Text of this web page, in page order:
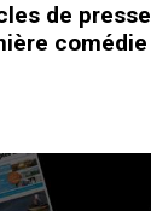
de
comédie